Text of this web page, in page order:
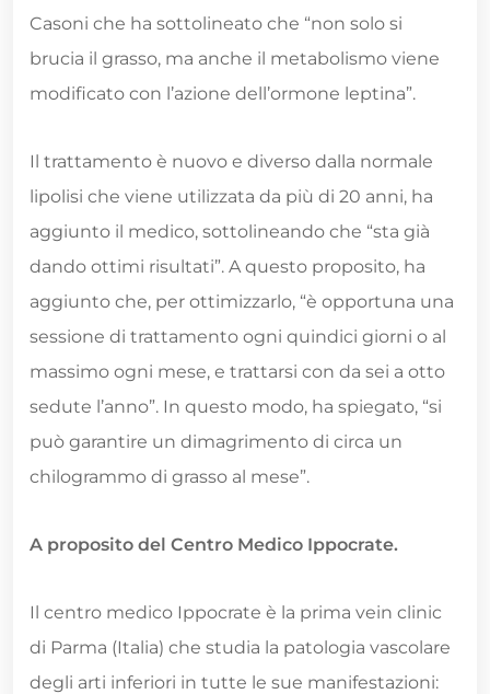
Casoni che ha sottolineato che “non solo si
brucia il grasso, ma anche il metabolismo viene
modificato con l’azione dell’ormone leptina”.
Il trattamento è nuovo e diverso dalla normale
lipolisi che viene utilizzata da più di 20 anni, ha
aggiunto il medico, sottolineando che “sta già
dando ottimi risultati”. A questo proposito, ha
aggiunto che, per ottimizzarlo, “è opportuna una
sessione di trattamento ogni quindici giorni o al
massimo ogni mese, e trattarsi con da sei a otto
sedute l’anno”. In questo modo, ha spiegato, “si
può garantire un dimagrimento di circa un
chilogrammo di grasso al mese”.
A proposito del Centro Medico Ippocrate.
Il centro medico Ippocrate è la prima vein clinic
di Parma (Italia) che studia la patologia vascolare
degli arti inferiori in tutte le sue manifestazioni: